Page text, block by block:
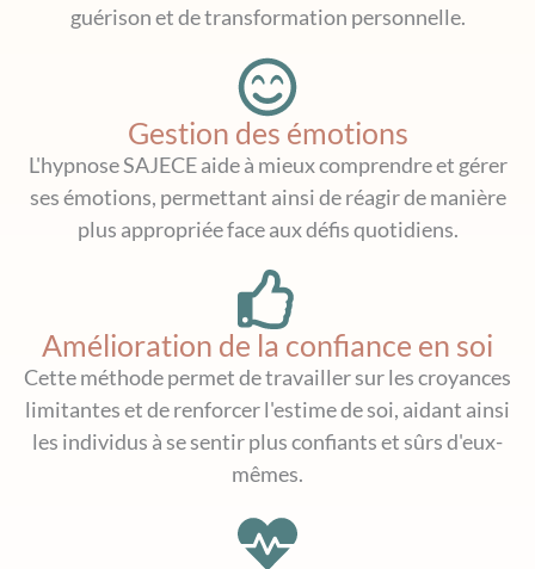
guérison et de transformation personnelle.
Gestion des émotions
L'hypnose SAJECE aide à mieux comprendre et gérer
ses émotions, permettant ainsi de réagir de manière
plus appropriée face aux défis quotidiens.
Amélioration de la confiance en soi
Cette méthode permet de travailler sur les croyances
limitantes et de renforcer l'estime de soi, aidant ainsi
les individus à se sentir plus confiants et sûrs d'eux-
mêmes.